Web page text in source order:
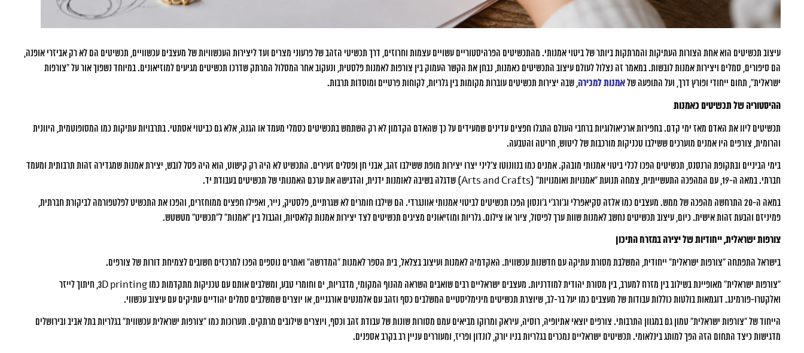
עיצוב תכשיטים הוא אחת הצורות העתיקות והמרתקות ביותר של ביטוי אמנותי. מהתכשיטים הפרהיסטוריים עשויים עצמות וחרוזים, דרך תכשיטי הזהב של פרעוני מצרים ועד ליצירות העכשוויות של מעצבים עכשוויים, תכשיטים הם לא רק אביזרי אופנה,
הם סיפורים, סמלים ויצירות אמנות לובשות. במאמר זה נצלול לעולם עיצוב התכשיטים כאמנות, נבחן את הקשר העמוק בין צורפות לאמנות פלסטית, ונעקוב אחר המסלול המרתק שדרכו תכשיטים מגיעים למוזיאונים. במיוחד נשפוך אור על “צורפות
ישראלית”, תחום ייחודי ופורץ דרך, ועל התופעה שלאמנות למכירה, שבה יצירות תכשיטים עוברות מקומות בין גלריות, לקוחות פרטיים ומוסדות תרבות.
ההיסטוריה של תכשיטים כאמנות
תכשיטים ליוו את האדם מאז ימי קדם. בחפירות ארכיאולוגיות ברחבי העולם התגלו חפצים עדינים שמעידים על כך שהאדם הקדמון לא רק השתמש בתכשיטים כסמלי מעמד או הגנה, אלא גם כביטוי אסתטי. בתרבויות עתיקות כמו המסופוטמית, היוונית
והרומית, צורפים היו אמנים מוערכים ששילבו טכניקות מורכבות של ליטוש, חריטה והטבעה.
בימי הביניים ובתקופת הרנסנס, תכשיטים הפכו לכלי ביטוי אמנותי מובהק. אמנים כמו בנוונוטו צ’ליני יצרו יצירות מופת ששילבו זהב, אבני חן ופסלים זעירים. התכשיט לא היה רק קישוט, הוא היה פסל לובש, יצירת אמנות שמגדירה זהות תרבותית ומעמד
חברתי. במאה ה-19, עם המהפכה התעשייתית, צמחה תנועת “אמנויות ואומנויות” (Arts and Crafts) שדגלה בשיבה לאומנות ידנית, והדגישה את ערכם האמנותי של תכשיטים בעבודת יד.
במאה ה-20 התרחשה מהפכה של ממש. מעצבים כמו אלזה סקיאפרלי וג’ורג’י ג’ונסון הפכו תכשיטים לביטוי אמנותי אוונגרדי. הם שילבו חומרים לא שגרתיים, פלסטיק, נייר, ואפילו חפצים ממוחזרים, והפכו את התכשיט לפלטפורמה לביקורת חברתית,
פמיניזם והבעת זהות אישית. כיום, עיצוב תכשיטים נחשב לאמנות שוות ערך לפיסול, ציור או צילום. גלריות ומוזיאונים מציגים תכשיטים לצד יצירות אמנות קלאסיות, והגבול בין “אמנות” ל”תכשיט” מטשטש.
צורפות ישראלית, ייחודיות של יצירה במזרח התיכון
בישראל התפתחה “צורפות ישראלית” ייחודית, המשלבת מסורת עתיקה עם חדשנות עכשווית. האקדמיה לאמנות ועיצוב בצלאל, בית הספר לאמנות “המדרשה” ואתרים נוספים הפכו למרכזים חשובים לצמיחת דורות של צורפים.
“צורפות ישראלית” מאופיינת בשילוב בין מזרח למערב, בין מסורת יהודית למודרניות. מעצבים ישראליים רבים שואבים השראה מהנוף המקומי, מדבריות, ים וחומרי טבע, ומשלבים אותם עם טכניקות מתקדמות כמו 3D printing, חיתוך לייזר
ואלקטרו-פורמינג. דוגמאות בולטות כוללות עבודות של מעצבים כמו יעל בר-לב, שיוצרת תכשיטים מינימליסטיים המשלבים כסף וזהב עם אלמנטים אורגניים, או יוצרים שמשלבים סמלים יהודיים עתיקים עם עיצוב עכשווי.
הייחוד של “צורפות ישראלית” טמון גם במגוון התרבותי. צורפים יוצאי אתיופיה, רוסיה, עיראק ומרוקו מביאים עמם מסורות שונות של עבודת זהב וכסף, ויוצרים שילובים מרתקים. תערוכות כמו “צורפות ישראלית עכשווית” בגלריות בתל אביב ובירושלים
מדגישות כיצד התחום הזה הפך למותג בינלאומי. תכשיטים ישראליים נמכרים בגלריות בניו יורק, לונדון ופריז, ומעוררים עניין רב בקרב אספנים.